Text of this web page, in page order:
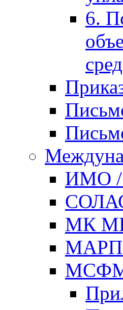
6.
ИМО /
МК
МСФМ